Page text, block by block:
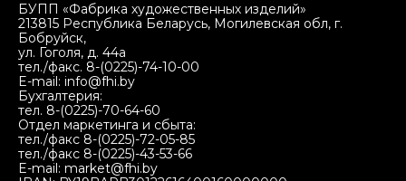
БУПП «Фабрика художественных изделий»
213815 Республика Беларусь, Могилевская обл, г.
Бобруйск,
ул. Гоголя, д. 44а
тел./факс. 8-(0225)-74-10-00
E-mail: info@fhi.by
Бухгалтерия:
тел. 8-(0225)-70-64-60
Отдел маркетинга и сбыта:
тел./факс 8-(0225)-72-05-85
тел./факс 8-(0225)-43-53-66
E-mail: market@fhi.by